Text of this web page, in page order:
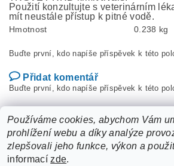
Použití konzultujte s veterinárním
mít neustále přístup k pitné vodě.
Hmotnost 0.238 kg
Buďte první, kdo napíše příspěvek k této
Přidat komentář
Buďte první, kdo napíše příspěvek k této
Používáme cookies, abychom Vám
prohlížení webu a díky analýze
zlepšovali jeho funkce, výkon a
informacízde.